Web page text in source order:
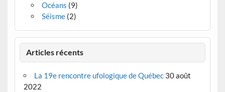
Océans (9)
Séisme(2)
Articles récents
La 19e rencontre ufologique de Québec 30 août
2022